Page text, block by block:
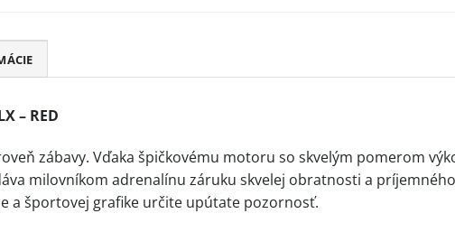
– RED
zábavy. Vďaka špičkovému motoru so skvelým pomerom
milovníkom adrenalínu záruku skvelej obratnosti a
a športovej grafike určite upútate pozornosť.